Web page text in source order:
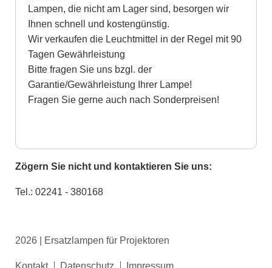
Lampen, die nicht am Lager sind, besorgen wir
Ihnen schnell und kostengünstig.
Wir verkaufen die Leuchtmittel in der Regel mit 90
Tagen Gewährleistung
Bitte fragen Sie uns bzgl. der
Garantie/Gewährleistung Ihrer Lampe!
Fragen Sie gerne auch nach Sonderpreisen!
Zögern Sie nicht und kontaktieren Sie uns:
Tel.: 02241 - 380168
2026 | Ersatzlampen für Projektoren
Navigation
Kontakt Datenschutz Impressum